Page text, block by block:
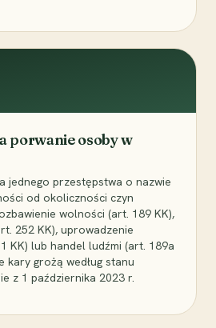
porwanie osoby w
jednego przestępstwa o nazwie
od okoliczności czyn
wolności (art. 189 KK),
252 KK), uprowadzenie
KK) lub handel ludźmi (art. 189a
kary grożą według stanu
z 1 października 2023 r.